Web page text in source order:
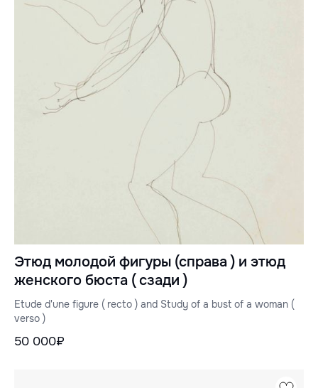
Этюд молодой фигуры (справа ) и этюд
женского бюста ( сзади )
Etude d'une figure ( recto ) and Study of a bust of a woman (
verso )
50 000₽